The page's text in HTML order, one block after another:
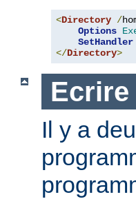
<Directory /
Options
SetHandler
</Directory>
Ecrire
Il y a